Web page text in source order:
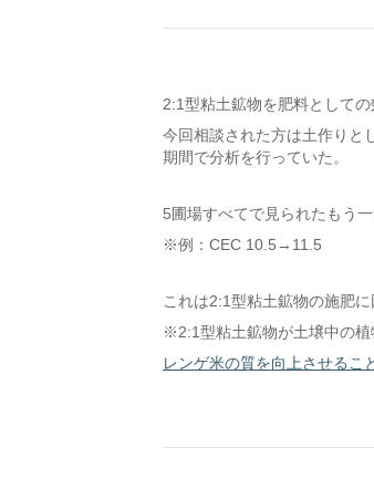
2:1型粘土鉱物を肥料として
今回相談された方は土作りと
期間で分析を行っていた。
5圃場すべてで見られたもう
※例：CEC 10.5→11.5
これは2:1型粘土鉱物の施肥
※2:1型粘土鉱物が土壌中の植
レンゲ米の質を向上させるこ